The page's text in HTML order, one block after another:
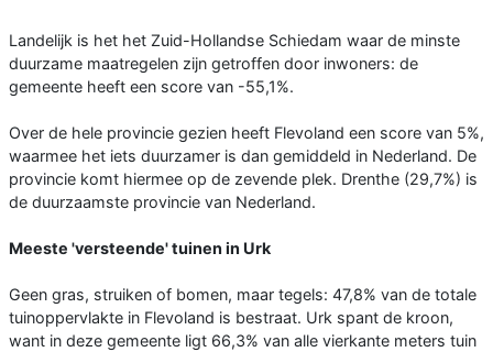
Landelijk is het het Zuid-Hollandse Schiedam waar de minste
duurzame maatregelen zijn getroffen door inwoners: de
gemeente heeft een score van -55,1%.
Over de hele provincie gezien heeft Flevoland een score van 5%,
waarmee het iets duurzamer is dan gemiddeld in Nederland. De
provincie komt hiermee op de zevende plek. Drenthe (29,7%) is
de duurzaamste provincie van Nederland.
Meeste 'versteende' tuinen in Urk
Geen gras, struiken of bomen, maar tegels: 47,8% van de totale
tuinoppervlakte in Flevoland is bestraat. Urk spant de kroon,
want in deze gemeente ligt 66,3% van alle vierkante meters tuin